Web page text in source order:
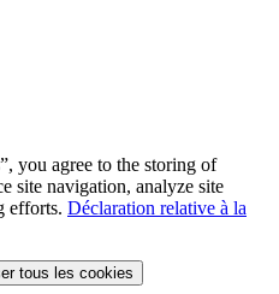
you agree to the storing of
site navigation, analyze site
efforts. Déclaration relative à la
tous les cookies